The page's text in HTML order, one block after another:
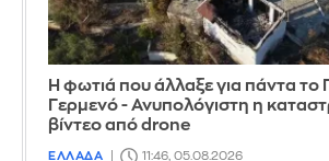
Η φωτιά που άλλαξε για πάντα το
Γερμενό - Ανυπολόγιστη η
βίντεο από drone
ΕΛΛΑΔΑ 11:46, 05.08.2026